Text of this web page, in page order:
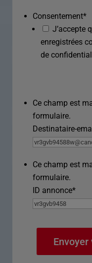
Consentement*
J’accepte
enregistrées
de
Ce champ est
formulaire.
Destinataire-
Ce champ est
formulaire.
ID annonce*